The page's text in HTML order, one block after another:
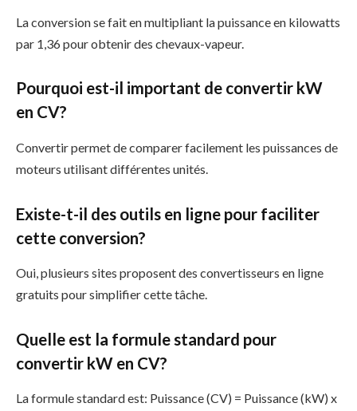
La conversion se fait en multipliant la puissance en kilowatts
par 1,36 pour obtenir des chevaux-vapeur.
Pourquoi est-il important de convertir kW
en CV?
Convertir permet de comparer facilement les puissances de
moteurs utilisant différentes unités.
Existe-t-il des outils en ligne pour faciliter
cette conversion?
Oui, plusieurs sites proposent des convertisseurs en ligne
gratuits pour simplifier cette tâche.
Quelle est la formule standard pour
convertir kW en CV?
La formule standard est: Puissance (CV) = Puissance (kW) x